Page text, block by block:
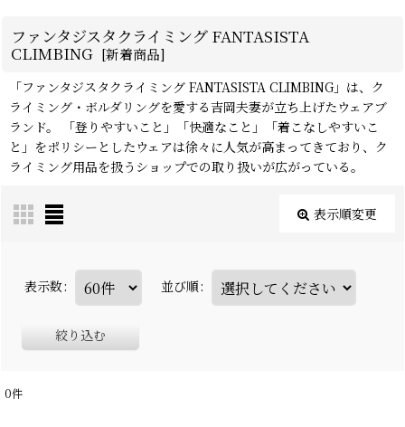
ファンタジスタクライミング FANTASISTA
CLIMBING [新着商品]
「ファンタジスタクライミング FANTASISTA CLIMBING」は、ク
ライミング・ボルダリングを愛する吉岡夫妻が立ち上げたウェアブ
ランド。 「登りやすいこと」「快適なこと」「着こなしやすいこ
と」をポリシーとしたウェアは徐々に人気が高まってきており、ク
ライミング用品を扱うショップでの取り扱いが広がっている。
表示順変更
表示数: 並び順:
絞り込む
0件